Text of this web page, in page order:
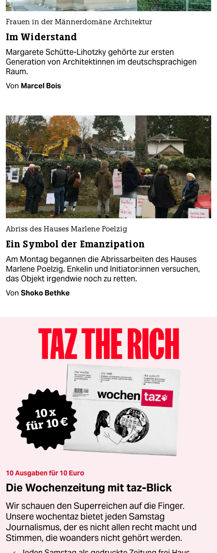
Frauen in der Männerdomäne Architektur
Im Widerstand
Margarete Schütte-Lihotzky gehörte zur ersten
Generation von Architektinnen im deutsch­sprachigen
Raum.
Von Marcel Bois
Abriss des Hauses Marlene Poelzig
Ein Symbol der Emanzipation
Am Montag begannen die Abrissarbeiten des Hauses
Marlene Poelzig. Enkelin und In­itia­to­r:in­nen versuchen,
das Objekt irgendwie noch zu retten.
Von Shoko Bethke
10 Ausgaben für 10 Euro
Die Wochenzeitung mit taz-Blick
Wir schauen den Superreichen auf die Finger.
Unsere wochentaz bietet jeden Samstag
Journalismus, der es nicht allen recht macht und
Stimmen, die woanders nicht gehört werden.